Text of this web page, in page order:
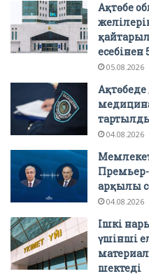
Ақтөбе
есебінен
05.08.2026
04.08.2026
арқылы
04.08.2026
Ішкі
үшінші
шектеді